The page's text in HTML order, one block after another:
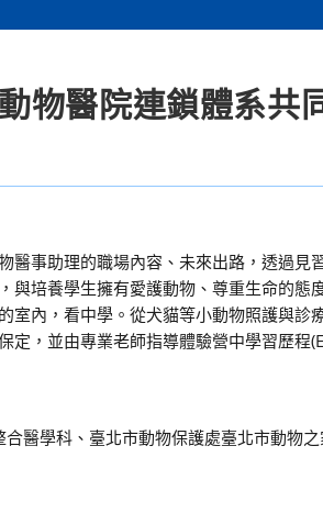
物醫院連鎖體系共
事助理的職場內容、未來出路，透過見
培養學生擁有愛護動物、尊重生命的態
內，看中學。從犬貓等小動物照護與診
，並由專業老師指導體驗營中學習歷程
醫學科、臺北市動物保護處臺北市動物